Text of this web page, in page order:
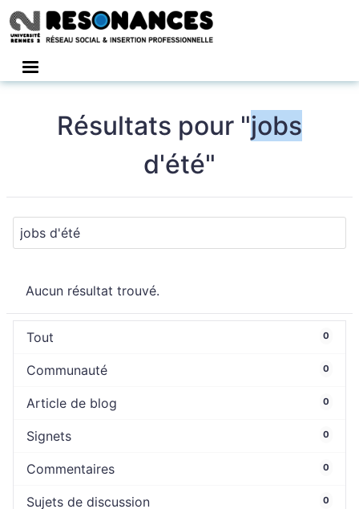
Résultats pour "jobs
d'été"
Aucun résultat trouvé.
Tout 0
Communauté 0
Article de blog 0
Signets 0
Commentaires 0
Sujets de discussion 0